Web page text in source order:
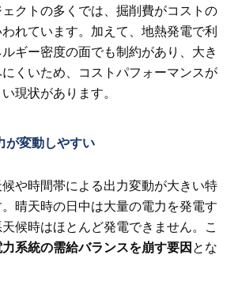
クトの多くでは、掘削費がコストの
れています。加えて、地熱発電で利
ギー密度の面でも制約があり、大き
くいため、コストパフォーマンスが
現状があります。
が変動しやすい
や時間帯による出力変動が大きい特
晴天時の日中は大量の電力を発電す
候時はほとんど発電できません。こ
力系統の需給バランスを崩す要因とな